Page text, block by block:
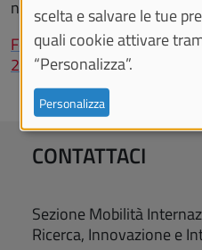
nomination già inviata.
Form registrazione rinuncia
2025-2026
CONTATTACI
Sezione Mobilità
Ricerca, Innovazione e
scelta e salvare le tue
quali cookie attivare
“Personalizza”.
Personalizza